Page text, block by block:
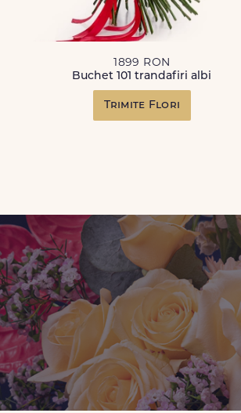
1899 RON
Buchet 101 trandafiri albi
Trimite Flori